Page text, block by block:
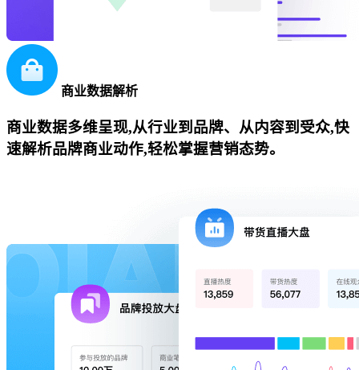
商业数据解析
商业数据多维呈现,从行业到品牌、从内容到受众,快
速解析品牌商业动作,轻松掌握营销态势。